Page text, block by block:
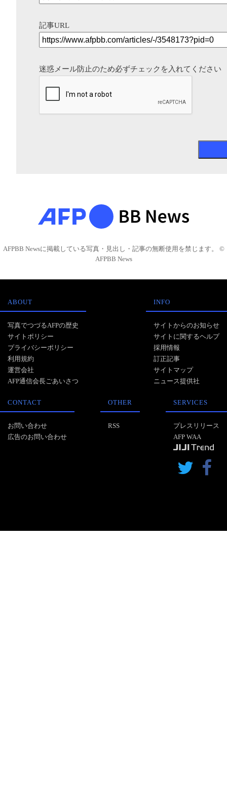
記事URL
迷惑メール防止のため必ずチェックを入れてください
AFPBB Newsに掲載している写真・見出し・記事の無断使用を禁じます。 ©
AFPBB News
ABOUT
写真でつづるAFPの歴史
サイトポリシー
プライバシーポリシー
利用規約
運営会社
AFP通信会長ごあいさつ
INFO
サイトからのお知らせ
サイトに関するヘルプ
採用情報
訂正記事
サイトマップ
ニュース提供社
CONTACT
お問い合わせ
広告のお問い合わせ
OTHER
RSS
SERVICES
プレスリリース
AFP WAA